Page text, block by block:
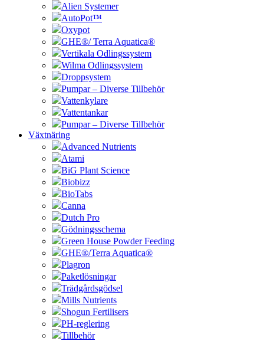
Alien Systemer
AutoPot™
Oxypot
GHE®/ Terra Aquatica®
Vertikala Odlingssystem
Wilma Odlingssystem
Droppsystem
Pumpar – Diverse Tillbehör
Vattenkylare
Vattentankar
Pumpar – Diverse Tillbehör
Växtnäring
Advanced Nutrients
Atami
BiG Plant Science
Biobizz
BioTabs
Canna
Dutch Pro
Gödningsschema
Green House Powder Feeding
GHE®/Terra Aquatica®
Plagron
Paketlösningar
Trädgårdsgödsel
Mills Nutrients
Shogun Fertilisers
PH-reglering
Tillbehör